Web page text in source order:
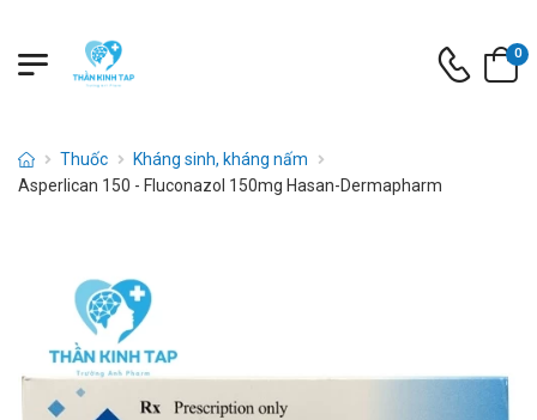
0
Thuốc
Kháng sinh, kháng nấm
Asperlican 150 - Fluconazol 150mg Hasan-Dermapharm